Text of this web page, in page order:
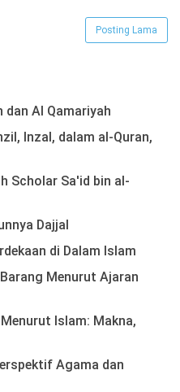
Posting Lama
dan Al Qamariyah
Inzal, dalam al-Quran,
Scholar Sa'id bin al-
Dajjal
di Dalam Islam
Menurut Ajaran
Islam: Makna,
Agama dan